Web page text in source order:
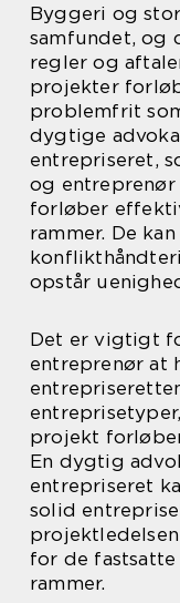
Byggeri og
samfundet, og
regler og
projekter
problemfrit
dygtige
entrepriseret,
og entreprenør
forløber
rammer. De
opstår
Det er vigtigt
entreprenør at
projekt
En dygtig
entrepriseret
solid
for de fastsatte
rammer.